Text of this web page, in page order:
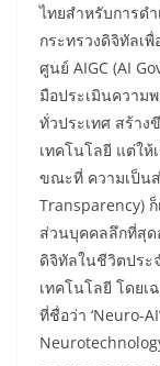
ไทยสำหรับการด
กระทรวงดิจิทัลเ
ศูนย์ AIGC (AI
มือประเมินความ
ทั่วประเทศ สร้าง
เทคโนโลยี แต่ให้
ขณะที่ ความเป็น
Transparency)
ส่วนบุคคลลึกที่สุด
ดิจิทัลในชีวิตประ
เทคโนโลยี โดยเ
ที่ชื่อว่า ‘Neuro-